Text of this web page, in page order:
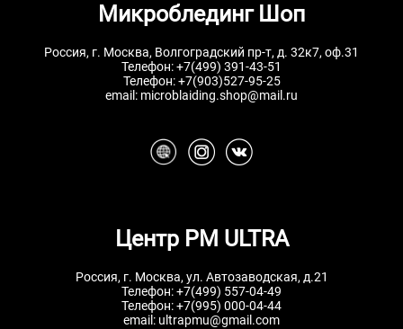
Микроблединг Шоп
Россия, г. Москва, Волгоградский пр-т, д. 32к7, оф.31
Телефон:+7(499) 391-43-51
Телефон:+7(903)527-95-25
email: microblaiding.shop@mail.ru
Центр РМ ULTRA
Россия, г. Москва, ул. Автозаводская, д.21
Телефон:+7(499) 557-04-49
Телефон:+7(995) 000-04-44
email: ultrapmu@gmail.com